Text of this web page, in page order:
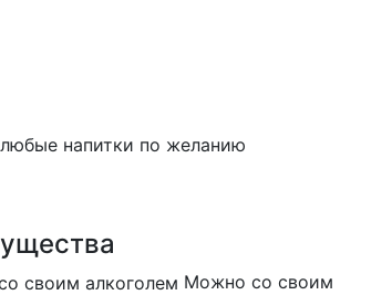
напитки по желанию
Можно со своим